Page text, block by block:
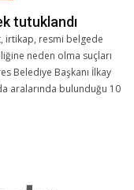
tutuklandı
irtikap, resmi belgede
neden olma suçları
Belediye Başkanı İlkay
aralarında bulunduğu 10